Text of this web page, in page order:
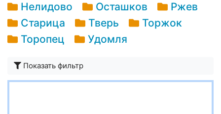
Нелидово
Осташков
Ржев
Старица
Тверь
Торжок
Торопец
Удомля
Показать фильтр